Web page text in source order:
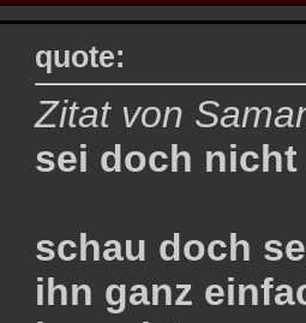
quote:
Zitat von
sei doch
schau doch
ihn ganz